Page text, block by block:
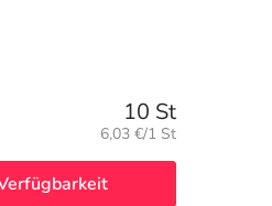
10 St
Grundpreis:
6,03 €/1 St